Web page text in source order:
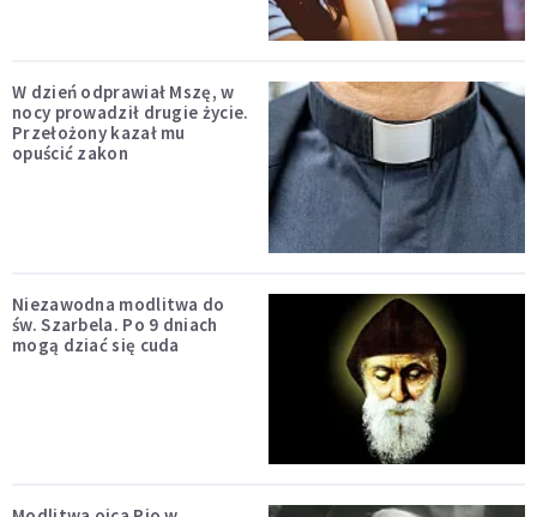
W dzień odprawiał Mszę, w
nocy prowadził drugie życie.
Przełożony kazał mu
opuścić zakon
Niezawodna modlitwa do
św. Szarbela. Po 9 dniach
mogą dziać się cuda